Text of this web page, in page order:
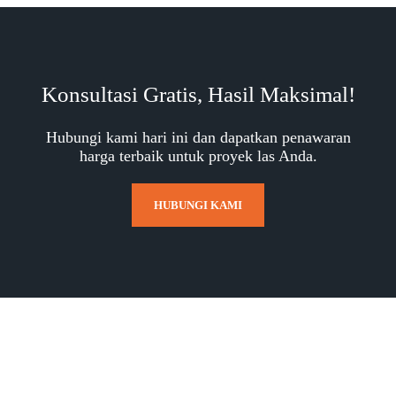
Konsultasi Gratis, Hasil Maksimal!
Hubungi kami hari ini dan dapatkan penawaran
harga terbaik untuk proyek las Anda.
HUBUNGI KAMI